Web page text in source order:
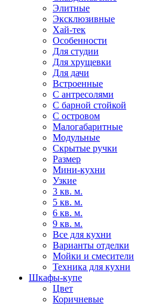
Элитные
Эксклюзивные
Хай-тек
Особенности
Для студии
Для хрущевки
Для дачи
Встроенные
С антресолями
С барной стойкой
С островом
Малогабаритные
Модульные
Скрытые ручки
Размер
Мини-кухни
Узкие
3 кв. м.
5 кв. м.
6 кв. м.
9 кв. м.
Все для кухни
Варианты отделки
Мойки и смесители
Техника для кухни
Шкафы-купе
Цвет
Коричневые